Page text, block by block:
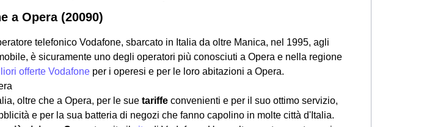
a Opera (20090)
telefonico Vodafone, sbarcato in Italia da oltre Manica, nel 1995, agli
è sicuramente uno degli operatori più conosciuti a Opera e nella regione
offerte Vodafone per i operesi e per le loro abitazioni a Opera.
oltre che a Opera, per le sue tariffe convenienti e per il suo ottimo servizio,
e per la sua batteria di negozi che fanno capolino in molte città d'Italia.